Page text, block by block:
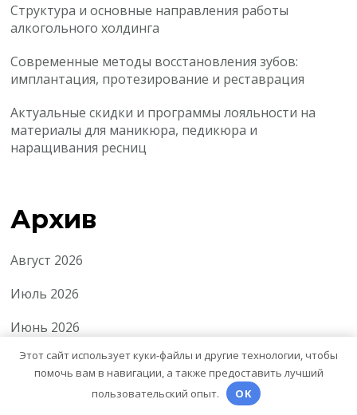
Структура и основные направления работы
алкогольного холдинга
Современные методы восстановления зубов:
имплантация, протезирование и реставрация
Актуальные скидки и программы лояльности на
материалы для маникюра, педикюра и
наращивания ресниц
Архив
Август 2026
Июль 2026
Июнь 2026
Май 2026
Этот сайт использует куки-файлы и другие технологии, чтобы
помочь вам в навигации, а также предоставить лучший
пользовательский опыт.
OK